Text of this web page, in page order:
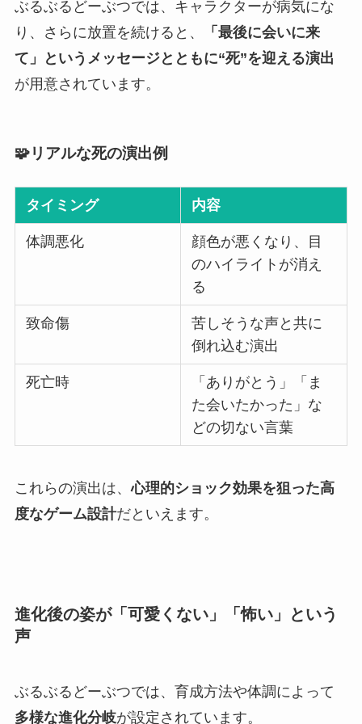
ぶるぶるどーぶつでは、キャラクターが病気にな
り、さらに放置を続けると、
「最後に会いに来
て」というメッセージとともに“死”を迎える演出
が用意されています。
🧩リアルな死の演出例
タイミング 内容
体調悪化
顔色が悪くなり、目
のハイライトが消え
る
致命傷
苦しそうな声と共に
倒れ込む演出
死亡時
「ありがとう」「ま
た会いたかった」な
どの切ない言葉
これらの演出は、心理的ショック効果を狙った高
度なゲーム設計だといえます。
進化後の姿が「可愛くない」「怖い」という
声
ぶるぶるどーぶつでは、育成方法や体調によって
多様な進化分岐が設定されています。